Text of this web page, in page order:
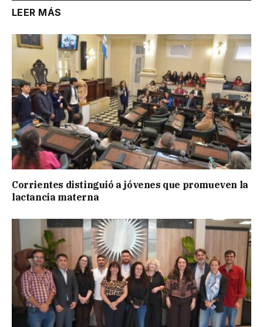
LEER MÁS
Corrientes distinguió a jóvenes que promueven la
lactancia materna